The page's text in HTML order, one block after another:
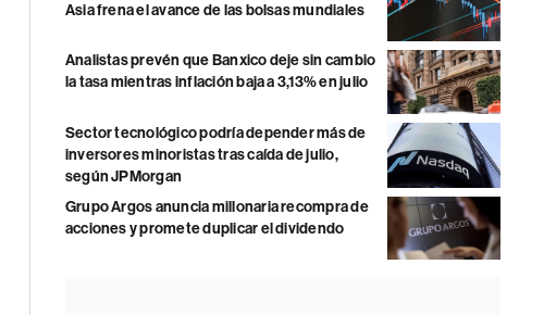
Asia frena el avance de las bolsas mundiales
Analistas prevén que Banxico deje sin cambio
la tasa mientras inflación baja a 3,13% en julio
Sector tecnológico podría depender más de
inversores minoristas tras caída de julio,
según JPMorgan
Grupo Argos anuncia millonaria recompra de
acciones y promete duplicar el dividendo